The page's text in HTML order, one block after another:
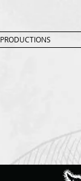
PRODUCTIONS